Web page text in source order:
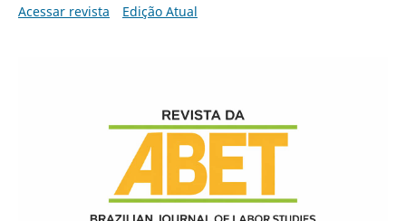
Acessar revista Edição Atual